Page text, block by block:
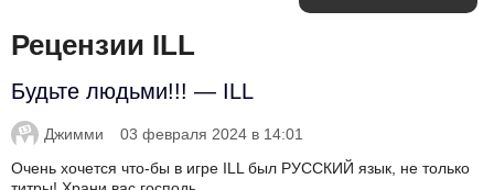
Рецензии ILL
Будьте людьми!!! — ILL
03 февраля 2024 в 14:01
Джимми
Очень хочется что-бы в игре ILL был РУССКИЙ язык, не только